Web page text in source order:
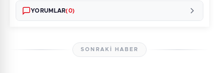
YORUMLAR(0)
SONRAKI HABER